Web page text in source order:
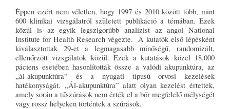
Éppen ezért nem véletlen, hogy 1997 és 2010 között több, mint
600 klinikai vizsgálatról született publikáció a témában. Ezek
közül is az egyik legszigorúbb analízist az angol National
Institute for Health Research végezte. A kutatók első lépésként
kiválasztottak 29-et a legmagasabb minőségű, randomizált,
ellenőrzött vizsgálatok közül. Ezek a kutatások közel 18.000
páciens esetében hasonlították össze a valódi akupunktúra, az
„ál-akupunktúra” és a nyugati típusú orvosi kezelések
hatékonyságát. „Ál-akupunktúra” alatt olyan kezelést értettek,
amely során a tűszúrások nem érték el a bőr megfelelő mélységét
vagy rossz helyeken történtek a szúrások.